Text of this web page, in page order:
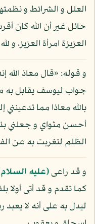
العلل و الشرائط و
حائل غير أن الله كان
العزيزة امرأة العزيز، و
و قوله: «قال معاذ الله
جواب ليوسف يقابل به
بالله معاذا مما تدعينني
أحسن مثواي و جعلني
الظلم لتغربت به عن
و قد راعى(عليه
كما تقدم و قد أتى أولا
ليدل به على أنه لا يعبد